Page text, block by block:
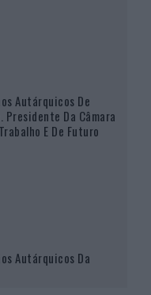
Autárquicos De
Presidente Da Câmara
E De Futuro
Autárquicos Da